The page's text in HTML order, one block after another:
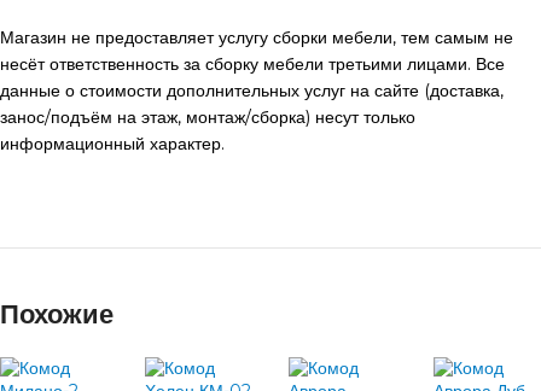
Магазин не предоставляет услугу сборки мебели, тем самым не
несёт ответственность за сборку мебели третьими лицами. Все
данные о стоимости дополнительных услуг на сайте (доставка,
занос/подъём на этаж, монтаж/сборка) несут только
информационный характер.
Похожие